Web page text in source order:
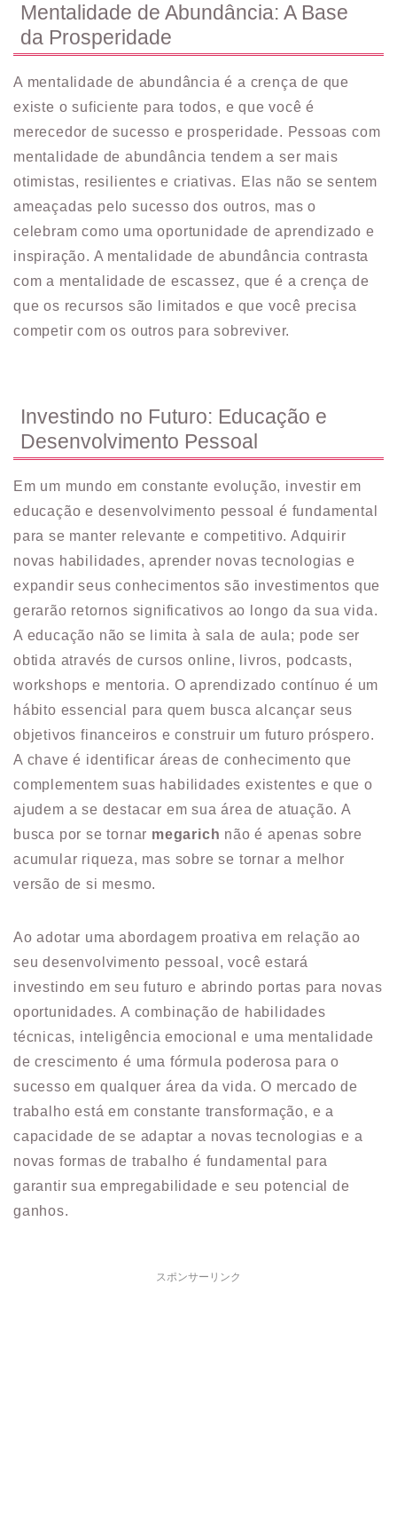
Mentalidade de Abundância: A Base
da Prosperidade
A mentalidade de abundância é a crença de que
existe o suficiente para todos, e que você é
merecedor de sucesso e prosperidade. Pessoas com
mentalidade de abundância tendem a ser mais
otimistas, resilientes e criativas. Elas não se sentem
ameaçadas pelo sucesso dos outros, mas o
celebram como uma oportunidade de aprendizado e
inspiração. A mentalidade de abundância contrasta
com a mentalidade de escassez, que é a crença de
que os recursos são limitados e que você precisa
competir com os outros para sobreviver.
Investindo no Futuro: Educação e
Desenvolvimento Pessoal
Em um mundo em constante evolução, investir em
educação e desenvolvimento pessoal é fundamental
para se manter relevante e competitivo. Adquirir
novas habilidades, aprender novas tecnologias e
expandir seus conhecimentos são investimentos que
gerarão retornos significativos ao longo da sua vida.
A educação não se limita à sala de aula; pode ser
obtida através de cursos online, livros, podcasts,
workshops e mentoria. O aprendizado contínuo é um
hábito essencial para quem busca alcançar seus
objetivos financeiros e construir um futuro próspero.
A chave é identificar áreas de conhecimento que
complementem suas habilidades existentes e que o
ajudem a se destacar em sua área de atuação. A
busca por se tornar megarich não é apenas sobre
acumular riqueza, mas sobre se tornar a melhor
versão de si mesmo.
Ao adotar uma abordagem proativa em relação ao
seu desenvolvimento pessoal, você estará
investindo em seu futuro e abrindo portas para novas
oportunidades. A combinação de habilidades
técnicas, inteligência emocional e uma mentalidade
de crescimento é uma fórmula poderosa para o
sucesso em qualquer área da vida. O mercado de
trabalho está em constante transformação, e a
capacidade de se adaptar a novas tecnologias e a
novas formas de trabalho é fundamental para
garantir sua empregabilidade e seu potencial de
ganhos.
スポンサーリンク